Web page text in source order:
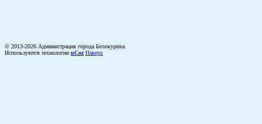
© 2013-2026 Администрация города Белокуриха
Используются технологии uCoz Наверх